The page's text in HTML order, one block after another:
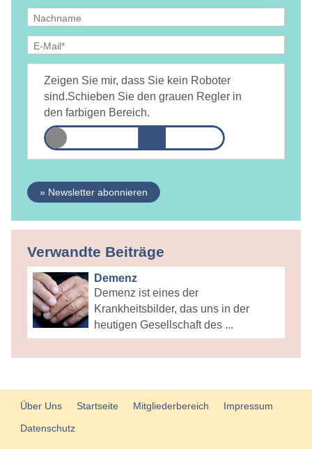
DAMiD mich per E-Mail über Themen und Veranstaltungen
informiert.
Datenschutzerklärung
Zeigen Sie mir, dass Sie kein Roboter
sind.Schieben Sie den grauen Regler in
den farbigen Bereich.
» Newsletter abonnieren
Verwandte Beiträge
Demenz
Demenz ist eines der
Krankheitsbilder, das uns in der
heutigen Gesellschaft des ...
Über Uns Startseite Mitgliederbereich
Impressum
Datenschutz